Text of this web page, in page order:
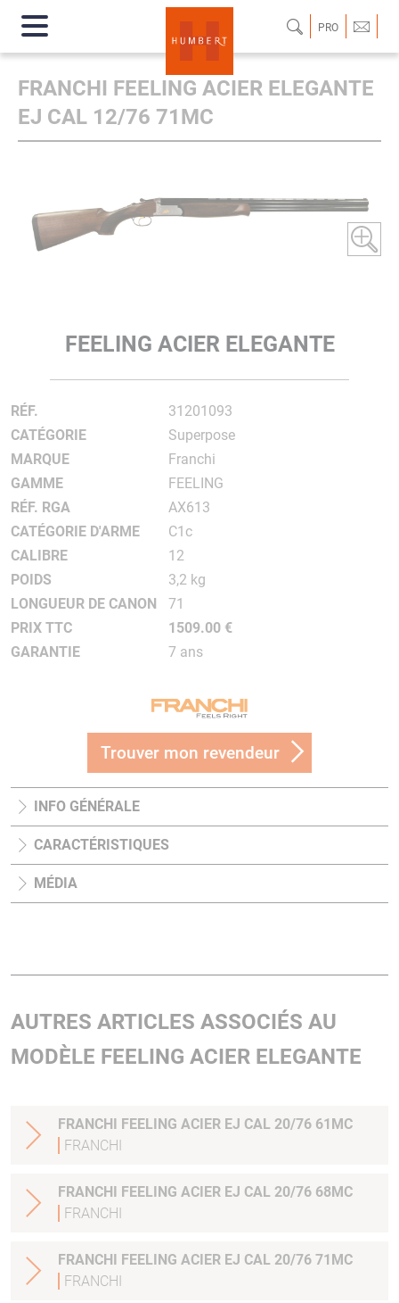
PRO
FRANCHI FEELING ACIER ELEGANTE
EJ CAL 12/76 71MC
FEELING ACIER ELEGANTE
RÉF.
31201093
CATÉGORIE
Superpose
MARQUE
Franchi
GAMME
FEELING
RÉF. RGA
AX613
CATÉGORIE D'ARME
C1c
CALIBRE
12
POIDS
3,2 kg
LONGUEUR DE CANON
71
PRIX TTC
1509.00 €
GARANTIE
7 ans
Trouver mon revendeur
INFO GÉNÉRALE
CARACTÉRISTIQUES
MÉDIA
AUTRES ARTICLES ASSOCIÉS AU
MODÈLE FEELING ACIER ELEGANTE
FRANCHI FEELING ACIER EJ CAL 20/76 61MC
FRANCHI
FRANCHI FEELING ACIER EJ CAL 20/76 68MC
FRANCHI
FRANCHI FEELING ACIER EJ CAL 20/76 71MC
FRANCHI